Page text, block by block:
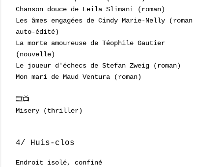
Chanson douce de Leila Slimani (roman)
Les âmes engagées de Cindy Marie-Nelly (roman
auto-édité)
La morte amoureuse de Téophile Gautier
(nouvelle)
Le joueur d'échecs de Stefan Zweig (roman)
Mon mari de Maud Ventura (roman)
🎞📺
Misery (thriller)
4/ Huis-clos
Endroit isolé, confiné